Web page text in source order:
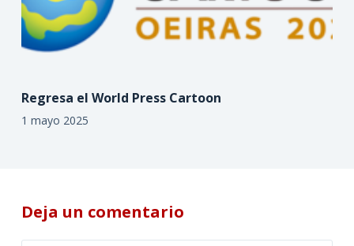
Regresa el World Press Cartoon
1 mayo 2025
Deja un comentario